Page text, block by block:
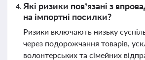
Які ризики пов’язані з
на імпортні посилки?
Ризики включають низьку
через подорожчання товарів,
волонтерських та сімейних